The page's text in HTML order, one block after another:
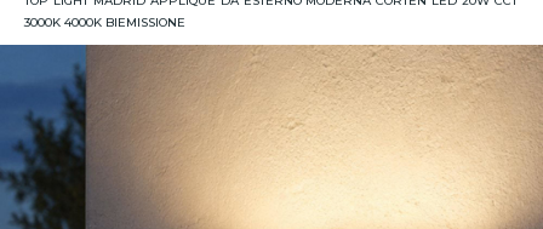
3000K 4000K BIEMISSIONE